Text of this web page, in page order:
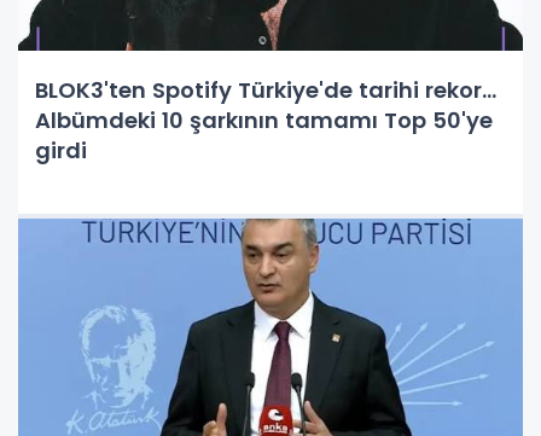
BLOK3'ten Spotify Türkiye'de tarihi rekor...
Albümdeki 10 şarkının tamamı Top 50'ye
girdi